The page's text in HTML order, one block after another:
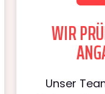
WIR
Unser